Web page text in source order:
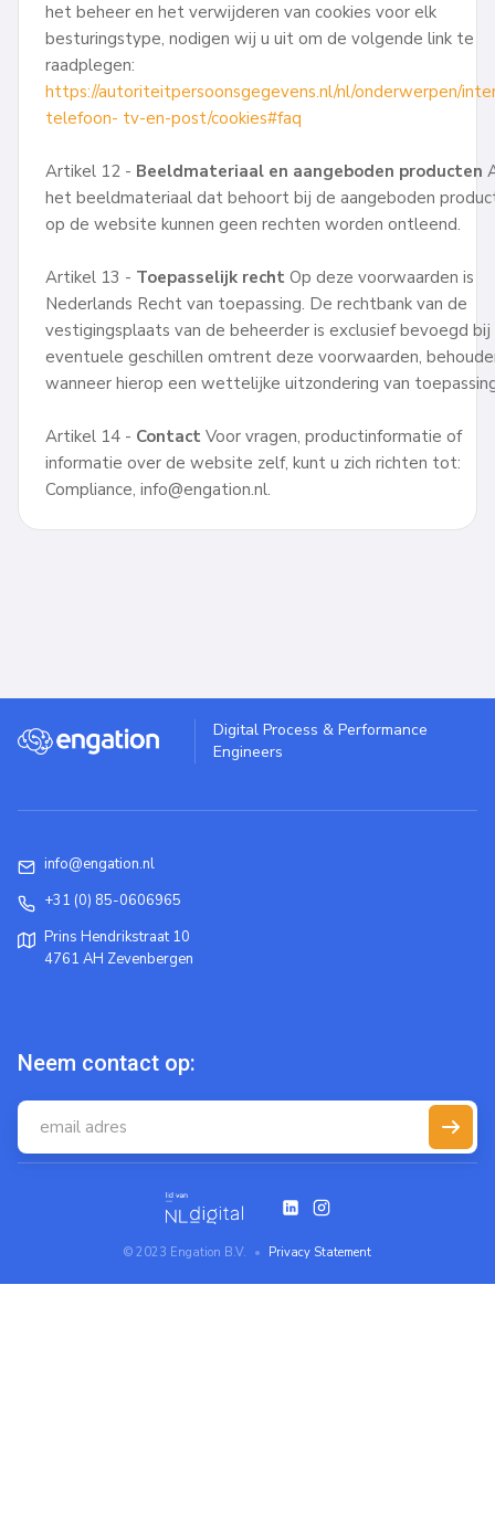
het beheer en het verwijderen van cookies voor elk
besturingstype, nodigen wij u uit om de volgende link te
raadplegen:
https://autoriteitpersoonsgegevens.nl/nl/onderwerpen/
telefoon- tv-en-post/cookies#faq
Artikel 12 - Beeldmateriaal en aangeboden producten
het beeldmateriaal dat behoort bij de aangeboden
op de website kunnen geen rechten worden ontleend.
Artikel 13 - Toepasselijk recht Op deze voorwaarden is
Nederlands Recht van toepassing. De rechtbank van de
vestigingsplaats van de beheerder is exclusief bevoegd bij
eventuele geschillen omtrent deze voorwaarden,
wanneer hierop een wettelijke uitzondering van
Artikel 14 - Contact Voor vragen, productinformatie of
informatie over de website zelf, kunt u zich richten tot:
Compliance, info@engation.nl.
Digital Process & Performance
Engineers
info@engation.nl
+31 (0) 85-0606965
Prins Hendrikstraat 10
4761 AH Zevenbergen
Neem contact op:
© 2023 Engation B.V. Privacy Statement